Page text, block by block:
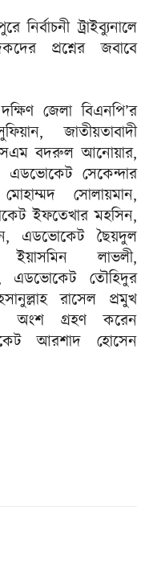
ট্রাইব্যুনালে
প্রশ্নের জবাবে
জেলা বিএনপি’র
জাতীয়তাবাদী
বদরুল আনোয়ার,
সেকেন্দার
সোলায়মান,
ইফতেখার মহসিন,
এডভোকেট ছৈয়দুল
লাভলী,
এডভোকেট তৌহিদুর
রাসেল প্রমুখ
অংশ গ্রহণ করেন
আরশাদ হোসেন